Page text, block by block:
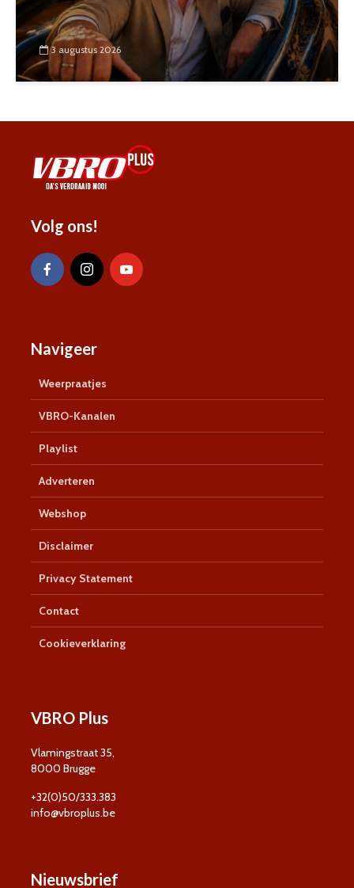
3 augustus 2026
Volg ons!
Navigeer
Weerpraatjes
VBRO-Kanalen
Playlist
Adverteren
Webshop
Disclaimer
Privacy Statement
Contact
Cookieverklaring
VBRO Plus
Vlamingstraat 35,
8000 Brugge
+32(0)50/333.383
info@vbroplus.be
Nieuwsbrief